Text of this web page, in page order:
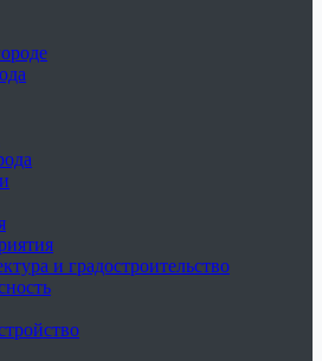
и градостроительство